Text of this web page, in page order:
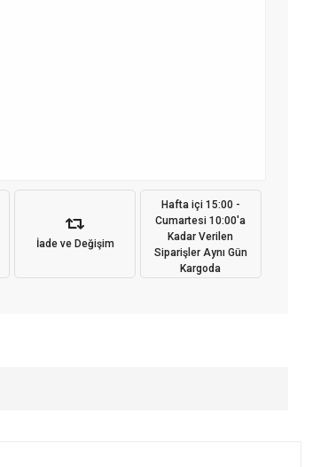
İade ve Değişim
Hafta içi 15:00 -
Cumartesi 10:00'a
Kadar Verilen
Siparişler Aynı Gün
Kargoda